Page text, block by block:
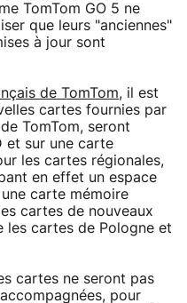
TomTom GO 5 ne
que leurs "anciennes"
à jour sont
de TomTom, il est
cartes fournies par
TomTom, seront
et sur une carte
les cartes régionales,
en effet un espace
carte mémoire
cartes de nouveaux
les cartes de Pologne et
cartes ne seront pas
pour